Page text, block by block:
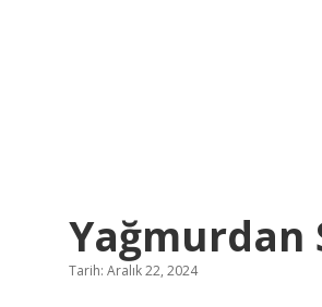
Yağmurdan
Tarih: Aralık 22, 2024